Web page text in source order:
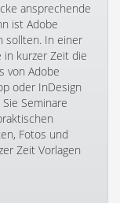
ansprechende
ist Adobe
sollten. In einer
in kurzer Zeit die
von Adobe
oder InDesign
Seminare
Fotos und
Zeit Vorlagen